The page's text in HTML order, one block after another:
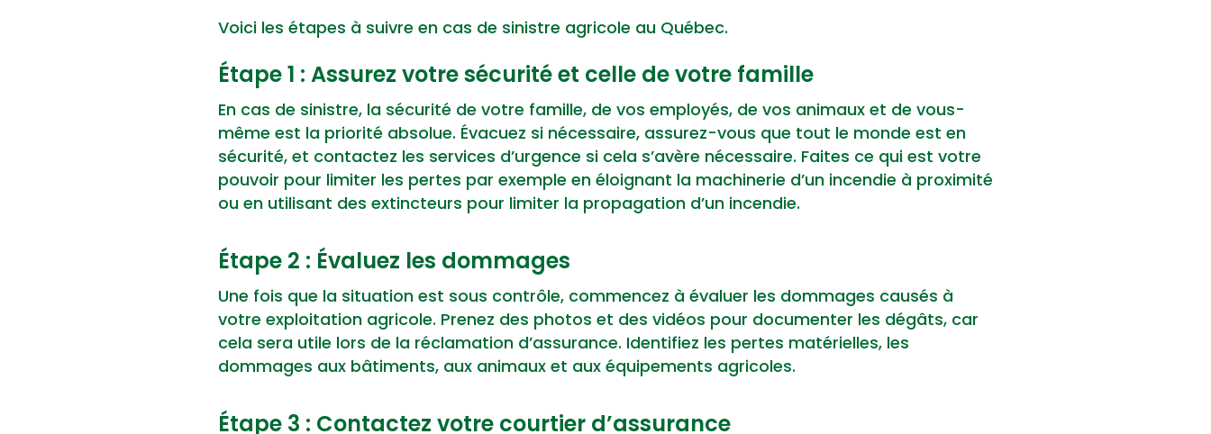
Voici les étapes à suivre en cas de sinistre agricole au Québec.
Étape 1 : Assurez votre sécurité et celle de votre famille
En cas de sinistre, la sécurité de votre famille, de vos employés, de vos animaux et de vous-
même est la priorité absolue. Évacuez si nécessaire, assurez-vous que tout le monde est en
sécurité, et contactez les services d’urgence si cela s’avère nécessaire. Faites ce qui est votre
pouvoir pour limiter les pertes par exemple en éloignant la machinerie d’un incendie à proximité
ou en utilisant des extincteurs pour limiter la propagation d’un incendie.
Étape 2 : Évaluez les dommages
Une fois que la situation est sous contrôle, commencez à évaluer les dommages causés à
votre exploitation agricole. Prenez des photos et des vidéos pour documenter les dégâts, car
cela sera utile lors de la réclamation d’assurance. Identifiez les pertes matérielles, les
dommages aux bâtiments, aux animaux et aux équipements agricoles.
Étape 3 : Contactez votre courtier d’assurance